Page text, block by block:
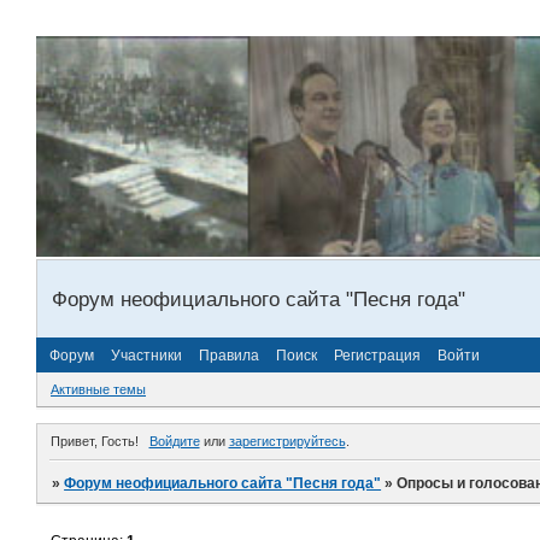
Форум неофициального сайта "Песня года"
Форум Участники Правила Поиск Регистрация Войти
Активные темы
Привет, Гость! Войдитеили зарегистрируйтесь.
»Форум неофициального сайта "Песня года" »Опросы и